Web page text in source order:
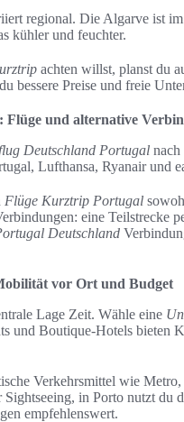
regional. Die Algarve ist
kühler und feuchter.
achten willst, planst du
bessere Preise und freie
Flüge und alternative
Deutschland Portugal
Lufthansa, Ryanair und
Flüge Kurztrip Portugal
eine Teilstrecke
Deutschland
vor Ort und Budget
Lage Zeit. Wähle eine
und Boutique-Hotels bieten
Verkehrsmittel wie
in Porto nutzt du
empfehlenswert.